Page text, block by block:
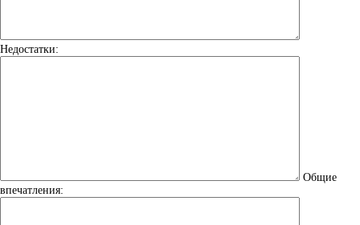
Недостатки:
Общие
впечатления: